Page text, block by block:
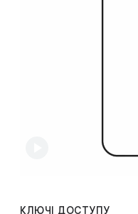
КЛЮЧІ ДОСТУПУ